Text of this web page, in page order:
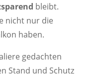
bleibt.
nicht nur die
haben.
gedachten
Stand und Schutz